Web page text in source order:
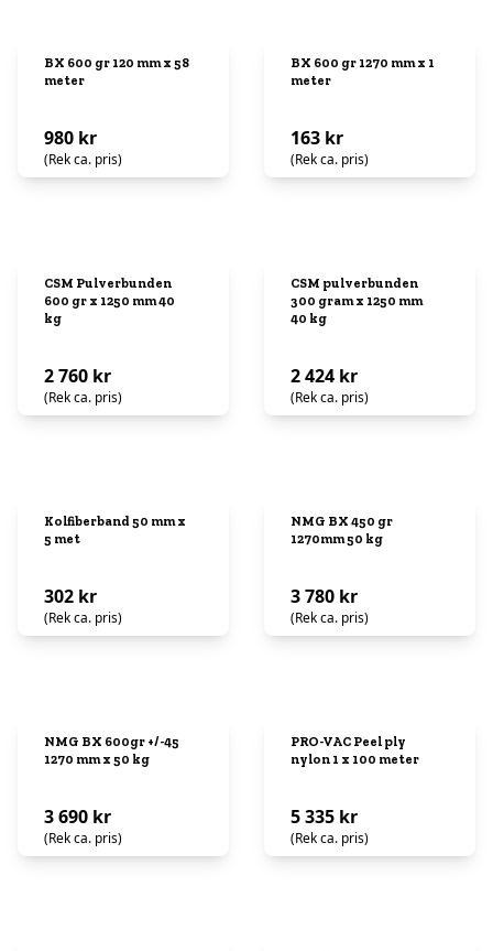
BX 600 gr 120 mm x 58
meter
980 kr
(Rek ca. pris)
BX 600 gr 1270 mm x 1
meter
163 kr
(Rek ca. pris)
CSM Pulverbunden
600 gr x 1250 mm 40
kg
2 760 kr
(Rek ca. pris)
CSM pulverbunden
300 gram x 1250 mm
40 kg
2 424 kr
(Rek ca. pris)
Kolfiberband 50 mm x
5 met
302 kr
(Rek ca. pris)
NMG BX 450 gr
1270mm 50 kg
3 780 kr
(Rek ca. pris)
NMG BX 600gr +/-45
1270 mm x 50 kg
3 690 kr
(Rek ca. pris)
PRO-VAC Peel ply
nylon 1 x 100 meter
5 335 kr
(Rek ca. pris)